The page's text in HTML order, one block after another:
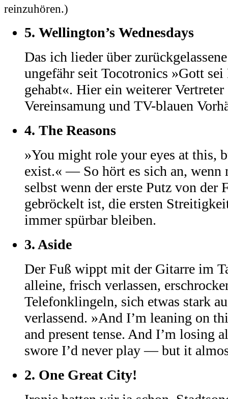
reinzuhören.)
5. Wellington’s Wednesdays
Das ich lieder über
ungefähr seit Tocotronics »Gott
gehabt«. Hier ein weiterer
Vereinsamung und TV-blauen
4. The Reasons
»You might role your eyes at this,
exist.« — So hört es sich an, wenn
selbst wenn der erste Putz von der
gebröckelt ist, die ersten
immer spürbar bleiben.
3. Aside
Der Fuß wippt mit der Gitarre im
alleine, frisch verlassen,
Telefonklingeln, sich etwas stark
verlassend. »And I’m leaning on
and present tense. And I’m losing
swore I’d never play — but it
2. One Great City!